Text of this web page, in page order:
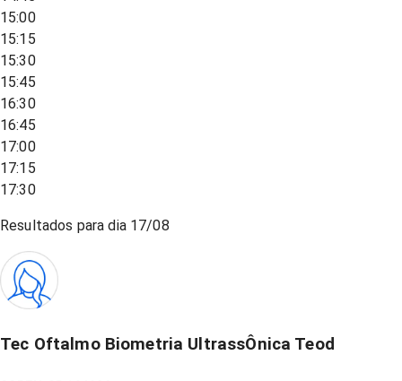
15:00
15:15
15:30
15:45
16:30
16:45
17:00
17:15
17:30
Resultados para dia 17/08
Tec Oftalmo Biometria UltrassÔnica Teod